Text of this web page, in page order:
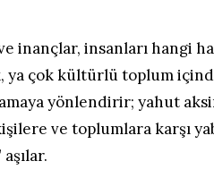
inançlar, insanları hangi
ya çok kültürlü toplum
yönlendirir; yahut
ve toplumlara karşı